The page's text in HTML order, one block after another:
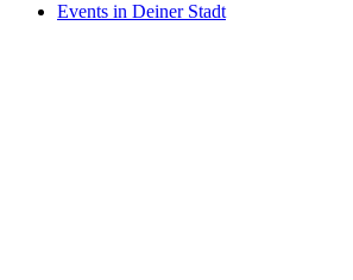
Events in Deiner Stadt